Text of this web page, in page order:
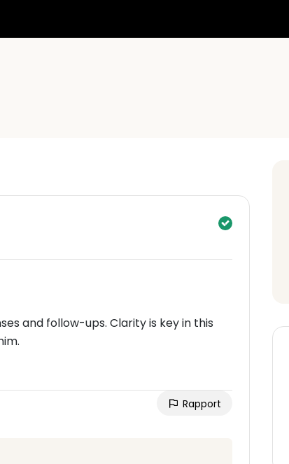
and follow-ups. Clarity is key in this
Rapport